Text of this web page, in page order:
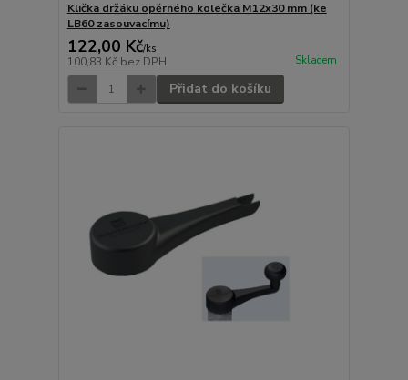
Klička držáku opěrného kolečka M12x30 mm (ke
LB60 zasouvacímu)
122,00 Kč/ks
100,83 Kč bez DPH Skladem
Přidat do košíku